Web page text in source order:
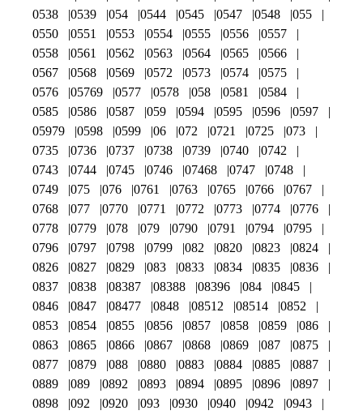
0538
0539 054 0544 0545 0547 0548
055
0550
0551 0553 0554 0555 0556
0557
0558
0561 0562 0563 0564 0565
0566
0567
0568 0569 0572 0573 0574
0575
0576
05769 0577 0578 058 0581
0584
0585
0586 0587 059 0594 0595 0596
0597
05979
0598 0599 06 072 0721 0725
073
0735
0736 0737 0738 0739 0740
0742
0743
0744 0745 0746 07468 0747
0748
0749
075 076 0761 0763 0765 0766
0767
0768
077 0770 0771 0772 0773 0774
0776
0778
0779 078 079 0790 0791 0794
0795
0796
0797 0798 0799 082 0820 0823
0824
0826
0827 0829 083 0833 0834 0835
0836
0837
0838 08387 08388 08396 084
0845
0846
0847 08477 0848 08512 08514
0852
0853
0854 0855 0856 0857 0858 0859
086
0863
0865 0866 0867 0868 0869 087
0875
0877
0879 088 0880 0883 0884 0885
0887
0889
089 0892 0893 0894 0895 0896
0897
0898
092 0920 093 0930 0940 0942
0943